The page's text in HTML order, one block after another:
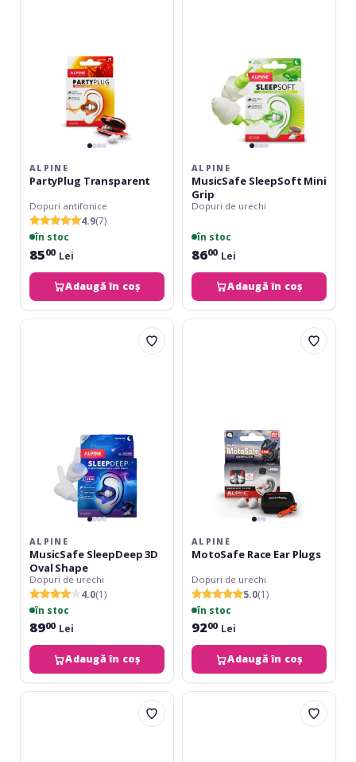
ALPINE
PartyPlug Transparent
Dopuri antifonice
4.9(7)
în stoc
8500 Lei
Adaugă în coș
ALPINE
MusicSafe SleepSoft Mini
Grip
Dopuri de urechi
în stoc
8600 Lei
Adaugă în coș
Alpine
ALPINE
MusicSafe SleepDeep 3D
Oval Shape
Dopuri de urechi
4.0(1)
în stoc
8900 Lei
Adaugă în coș
Alpine
ALPINE
MotoSafe Race Ear Plugs
Dopuri de urechi
5.0(1)
în stoc
9200 Lei
Adaugă în coș
Alpine
Fender